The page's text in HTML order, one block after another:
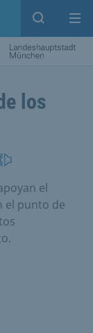
Open
los
el
el punto de